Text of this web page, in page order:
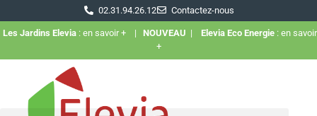
02.31.94.26.12 Contactez-nous
Les Jardins Elevia: en savoir + | NOUVEAU | Elevia Eco Energie: en savoir
+